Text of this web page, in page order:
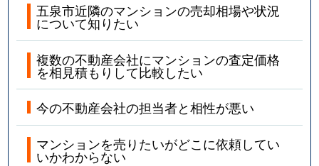
五泉市近隣のマンションの売却相場や状況
について知りたい
複数の不動産会社にマンションの査定価格
を相見積もりして比較したい
今の不動産会社の担当者と相性が悪い
マンションを売りたいがどこに依頼してい
いかわからない